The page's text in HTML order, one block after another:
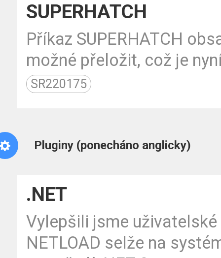
SUPERHATCH
Příkaz SUPERHATCH
možné přeložit, což je
SR220175
Pluginy (ponecháno anglicky)
.NET
Vylepšili jsme
NETLOAD selže na